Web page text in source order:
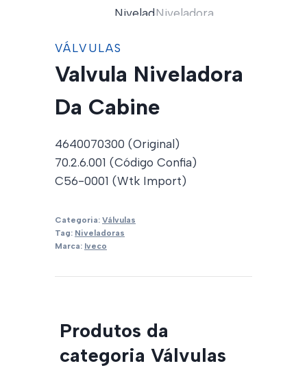
VÁLVULAS
Valvula Niveladora
Da Cabine
4640070300 (Original)
70.2.6.001 (Código Confia)
C56-0001 (Wtk Import)
Categoria: Válvulas
Tag: Niveladoras
Marca: Iveco
Produtos da
categoria Válvulas